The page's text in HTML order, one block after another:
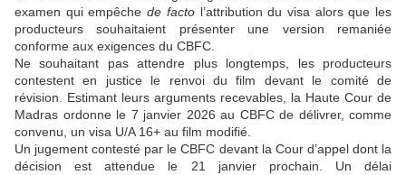
examen qui empêchede facto l’attribution du visa alors que les
producteurs souhaitaient présenter une version remaniée
conforme aux exigences du CBFC.
Ne souhaitant pas attendre plus longtemps, les producteurs
contestent en justice le renvoi du film devant le comité de
révision. Estimant leurs arguments recevables, la Haute Cour de
Madras ordonne le 7 janvier 2026 au CBFC de délivrer, comme
convenu, un visa U/A 16+ au film modifié.
Un jugement contesté par le CBFC devant la Cour d’appel dont la
décision est attendue le 21 janvier prochain. Un délai